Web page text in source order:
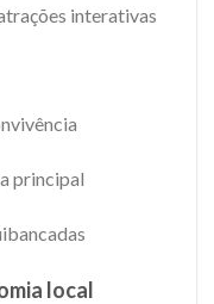
interativas
principal
local